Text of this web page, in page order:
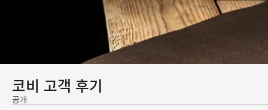
코비 고객 후기
공개